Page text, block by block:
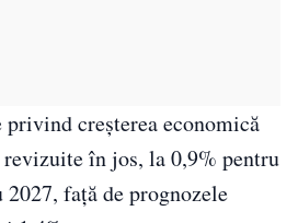
creşterea economică
în jos, la 0,9% pentru
faţă de prognozele